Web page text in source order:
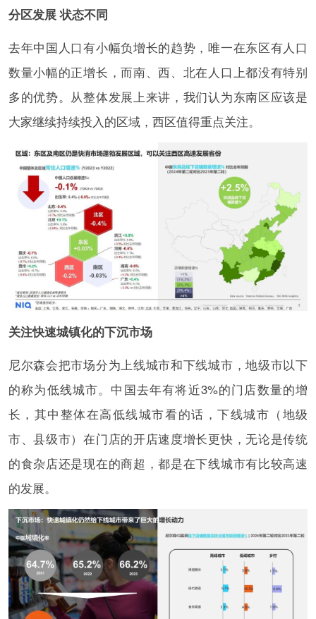
分区发展 状态不同
去年中国人口有小幅负增长的趋势，唯一在东区有人口
数量小幅的正增长，而南、西、北在人口上都没有特别
多的优势。从整体发展上来讲，我们认为东南区应该是
大家继续持续投入的区域，西区值得重点关注。
关注快速城镇化的下沉市场
尼尔森会把市场分为上线城市和下线城市，地级市以下
的称为低线城市。中国去年有将近3%的门店数量的增
长，其中整体在高低线城市看的话，下线城市（地级
市、县级市）在门店的开店速度增长更快，无论是传统
的食杂店还是现在的商超，都是在下线城市有比较高速
的发展。